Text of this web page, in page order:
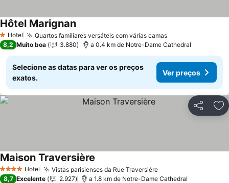
1 Estrelas
Hotel Quartos familiares versáteis com várias camasVer preços
Hôtel MarignanVer preços
8,2 Muito boa 3.880 a 0.4 km de Notre-Dame Cathedral
Selecione as datas para ver os preços
exatos.
Ver preços
Partilhar
4 EstrelasHotel Vistas parisienses da Rue TraversièreVer preços
Maison Traversière
8,7 Excelente 2.927 a 1.8 km de Notre-Dame Cathedral